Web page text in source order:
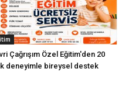
Çağrışım Özel Eğitim'den 20
deneyimle bireysel destek